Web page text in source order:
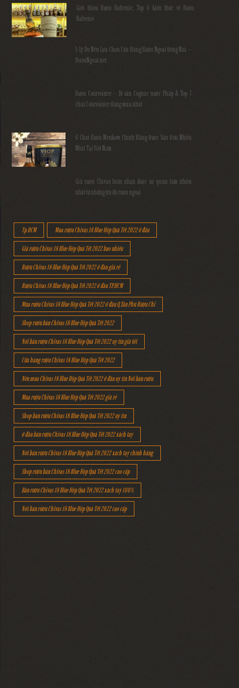
Giới thiệu Rượu Balvenie, Top 6 kiến thức về Rượu
Balvenie
5 Lý Do Nên Lựa Chọn Cửa Hàng Rượu Ngoại Đồng Nai –
RuouNgoai.net
Rượu Courvoisier – Di sản Cognac nước Pháp & Top 7
chai Courvoisier đáng mua nhất
6 Chai Rượu Meukow Chính Hãng Được Săn Đón Nhiều
Nhất Tại Việt Nam
Giá rượu Chivas luôn nhận được sự quan tâm nhiều
nhất từ những tín đồ rượu ngoại
Tp.HCM Mua rượu Chivas 18 Blue Hộp Quà Tết 2022 ở đâu
Giá rượu Chivas 18 Blue Hộp Quà Tết 2022 bao nhiêu
Rượu Chivas 18 Blue Hộp Quà Tết 2022 ở đâu giá rẻ
Rượu Chivas 18 Blue Hộp Quà Tết 2022 ở đâu TP.HCM
Mua rượu Chivas 18 Blue Hộp Quà Tết 2022 ở đâu Q.Tân Phú Rượu Chi
Shop rượu bán Chivas 18 Blue Hộp Quà Tết 2022
Nơi bán rượu Chivas 18 Blue Hộp Quà Tết 2022 uy tín giá tốt
Cửa hàng rượu Chivas 18 Blue Hộp Quà Tết 2022
Nên mua Chivas 18 Blue Hộp Quà Tết 2022 ở đâu uy tín Nơi bán rượu
Mua rượu Chivas 18 Blue Hộp Quà Tết 2022 giá rẻ
Shop bán rượu Chivas 18 Blue Hộp Quà Tết 2022 uy tín
ở đâu bán rượu Chivas 18 Blue Hộp Quà Tết 2022 xách tay
Nơi bán rượu Chivas 18 Blue Hộp Quà Tết 2022 xách tay chính hãng
Shop rượu bán Chivas 18 Blue Hộp Quà Tết 2022 cao cấp
Bán rượu Chivas 18 Blue Hộp Quà Tết 2022 xách tay 100%
Nơi bán rượu Chivas 18 Blue Hộp Quà Tết 2022 cao cấp